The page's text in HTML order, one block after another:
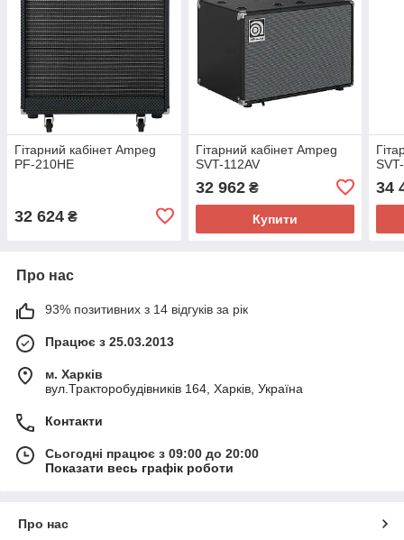
Гітарний кабінет Ampeg
PF-210HE
32 624 ₴
Гітарний кабінет Ampeg
SVT-112AV
32 962₴
Купити
34
Про нас
93% позитивних з 14 відгуків за рік
Працює з 25.03.2013
м. Харків
вул.Тракторобудівників 164, Харків, Україна
Контакти
Сьогодні працює з 09:00 до 20:00
Показати весь графік роботи
Про нас